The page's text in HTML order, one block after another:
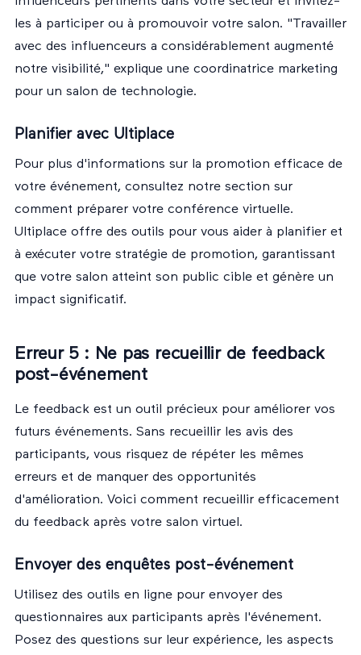
les à participer ou à promouvoir votre salon. "Travailler
avec des influenceurs a considérablement augmenté
notre visibilité," explique une coordinatrice marketing
pour un salon de technologie.
Planifier avec Ultiplace
Pour plus d'informations sur la promotion efficace de
votre événement, consultez notre section sur
comment préparer votre conférence virtuelle.
Ultiplace offre des outils pour vous aider à planifier et
à exécuter votre stratégie de promotion, garantissant
que votre salon atteint son public cible et génère un
impact significatif.
Erreur 5 : Ne pas recueillir de feedback
post-événement
Le feedback est un outil précieux pour améliorer vos
futurs événements. Sans recueillir les avis des
participants, vous risquez de répéter les mêmes
erreurs et de manquer des opportunités
d'amélioration. Voici comment recueillir efficacement
du feedback après votre salon virtuel.
Envoyer des enquêtes post-événement
Utilisez des outils en ligne pour envoyer des
questionnaires aux participants après l'événement.
Posez des questions sur leur expérience, les aspects